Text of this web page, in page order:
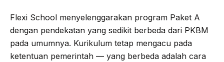
Flexi School menyelenggarakan program Paket A
dengan pendekatan yang sedikit berbeda dari PKBM
pada umumnya. Kurikulum tetap mengacu pada
ketentuan pemerintah — yang berbeda adalah cara